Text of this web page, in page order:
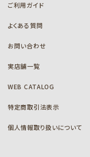
ご利用ガイド
よくある質問
お問い合わせ
実店舗一覧
WEB CATALOG
特定商取引法表示
個人情報取り扱いについて